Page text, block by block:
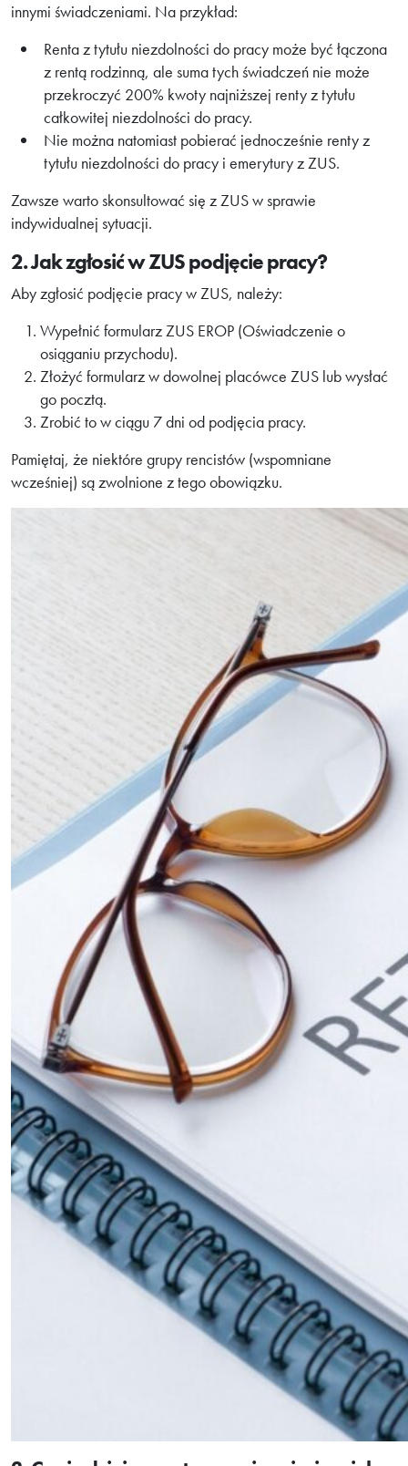
innymi świadczeniami. Na przykład:
Renta z tytułu niezdolności do pracy może być łączona
z rentą rodzinną, ale suma tych świadczeń nie może
przekroczyć 200% kwoty najniższej renty z tytułu
całkowitej niezdolności do pracy.
Nie można natomiast pobierać jednocześnie renty z
tytułu niezdolności do pracy i emerytury z ZUS.
Zawsze warto skonsultować się z ZUS w sprawie
indywidualnej sytuacji.
2. Jak zgłosić w ZUS podjęcie pracy?
Aby zgłosić podjęcie pracy w ZUS, należy:
Wypełnić formularz ZUS EROP (Oświadczenie o
osiąganiu przychodu).
Złożyć formularz w dowolnej placówce ZUS lub wysłać
go pocztą.
Zrobić to w ciągu 7 dni od podjęcia pracy.
Pamiętaj, że niektóre grupy rencistów (wspomniane
wcześniej) są zwolnione z tego obowiązku.